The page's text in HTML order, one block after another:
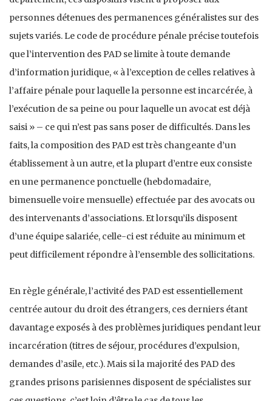
personnes détenues des permanences généralistes sur des
sujets variés. Le code de procédure pénale précise toutefois
que l’intervention des PAD se limite à toute demande
d’information juridique, « à l’exception de celles relatives à
l’affaire pénale pour laquelle la personne est incarcérée, à
l’exécution de sa peine ou pour laquelle un avocat est déjà
saisi » – ce qui n’est pas sans poser de difficultés. Dans les
faits, la composition des PAD est très changeante d’un
établissement à un autre, et la plupart d’entre eux consiste
en une permanence ponctuelle (hebdomadaire,
bimensuelle voire mensuelle) effectuée par des avocats ou
des intervenants d’associations. Et lorsqu’ils disposent
d’une équipe salariée, celle-ci est réduite au minimum et
peut difficilement répondre à l’ensemble des sollicitations.
En règle générale, l’activité des PAD est essentiellement
centrée autour du droit des étrangers, ces derniers étant
davantage exposés à des problèmes juridiques pendant leur
incarcération (titres de séjour, procédures d’expulsion,
demandes d’asile, etc.). Mais si la majorité des PAD des
grandes prisons parisiennes disposent de spécialistes sur